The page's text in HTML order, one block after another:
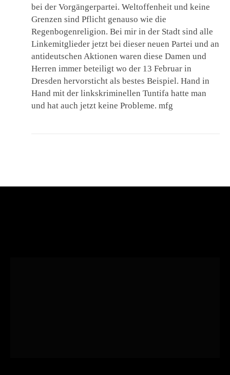
bei der Vorgängerpartei. Weltoffenheit und keine
Grenzen sind Pflicht genauso wie die
Regenbogenreligion. Bei mir in der Stadt sind alle
Linkemitglieder jetzt bei dieser neuen Partei und an
antideutschen Aktionen waren diese Damen und
Herren immer beteiligt wo der 13 Februar in
Dresden hervorsticht als bestes Beispiel. Hand in
Hand mit der linkskriminellen Tuntifa hatte man
und hat auch jetzt keine Probleme. mfg